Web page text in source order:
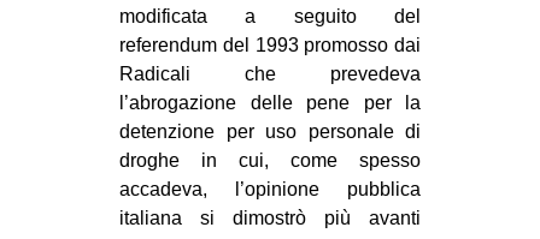
modificata a seguito del
referendum del 1993 promosso dai
Radicali che prevedeva
l’abrogazione delle pene per la
detenzione per uso personale di
droghe in cui, come spesso
accadeva, l’opinione pubblica
italiana si dimostrò più avanti